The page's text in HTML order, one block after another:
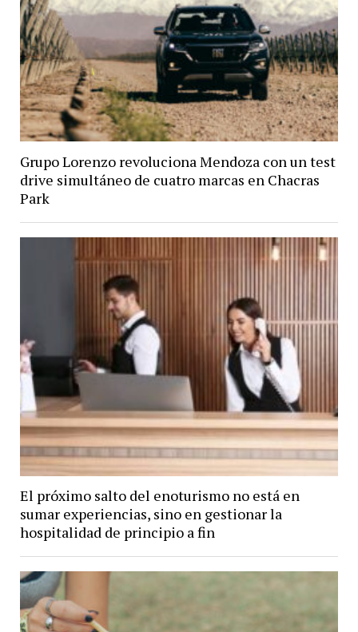
Grupo Lorenzo revoluciona Mendoza con un test
drive simultáneo de cuatro marcas en Chacras
Park
El próximo salto del enoturismo no está en
sumar experiencias, sino en gestionar la
hospitalidad de principio a fin